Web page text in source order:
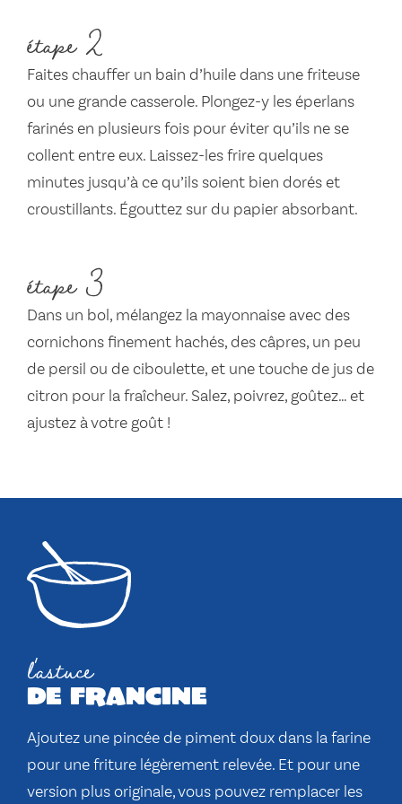
étape 2
Faites chauffer un bain d’huile dans une friteuse
ou une grande casserole. Plongez-y les éperlans
farinés en plusieurs fois pour éviter qu’ils ne se
collent entre eux. Laissez-les frire quelques
minutes jusqu’à ce qu’ils soient bien dorés et
croustillants. Égouttez sur du papier absorbant.
étape 3
Dans un bol, mélangez la mayonnaise avec des
cornichons finement hachés, des câpres, un peu
de persil ou de ciboulette, et une touche de jus de
citron pour la fraîcheur. Salez, poivrez, goûtez… et
ajustez à votre goût !
l'astuce
de francine
Ajoutez une pincée de piment doux dans la farine
pour une friture légèrement relevée. Et pour une
version plus originale, vous pouvez remplacer les